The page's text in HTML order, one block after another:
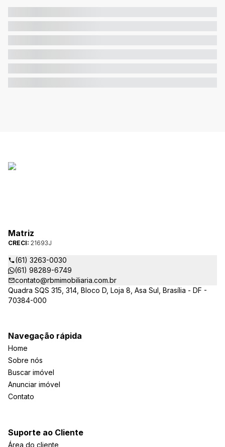
Matriz
CRECI: 21693J
(61) 3263-0030
(61) 98289-6749
contato@rbmimobiliaria.com.br
Quadra SQS 315, 314, Bloco D, Loja 8, Asa Sul, Brasília - DF -
70384-000
Navegação rápida
Home
Sobre nós
Buscar imóvel
Anunciar imóvel
Contato
Suporte ao Cliente
Área do cliente